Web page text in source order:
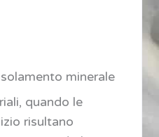
minerale
quando le
risultano